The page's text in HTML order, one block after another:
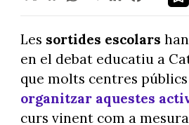
Les sortides escolars
en el debat educatiu a
que molts centres
organitzar aquestes
curs vinent com a